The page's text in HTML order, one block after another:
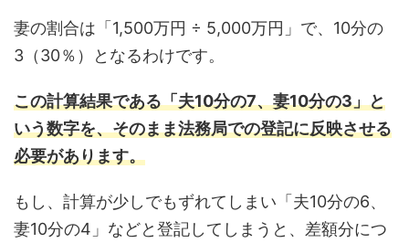
妻の割合は「1,500万円 ÷ 5,000万円」で、10分の
3（30％）となるわけです。
この計算結果である「夫10分の7、妻10分の3」と
いう数字を、そのまま法務局での登記に反映させる
必要があります。
もし、計算が少しでもずれてしまい「夫10分の6、
妻10分の4」などと登記してしまうと、差額分につ